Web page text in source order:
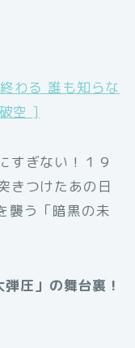
わる 誰も知らな
空 ]
すぎない！１９
きつけたあの日
襲う「暗黒の未
圧」の舞台裏！